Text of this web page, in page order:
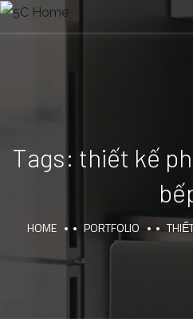
Tags: thiết kế
HOME PORTFOLIO